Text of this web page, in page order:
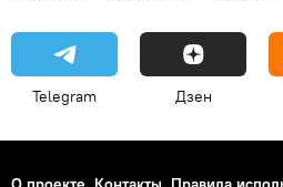
Telegram Дзен